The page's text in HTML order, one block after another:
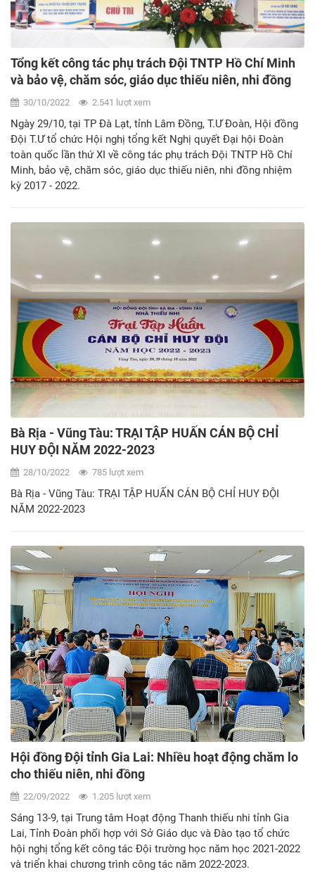
Tổng kết công tác phụ trách Đội TNTP Hồ Chí Minh
và bảo vệ, chăm sóc, giáo dục thiếu niên, nhi đồng
nhiệm kỳ 2017 - 2022
30/10/2022 2.541 lượt xem
Ngày 29/10, tại TP Đà Lạt, tỉnh Lâm Đồng, T.Ư Đoàn, Hội đồng
Đội T.Ư tổ chức Hội nghị tổng kết Nghị quyết Đại hội Đoàn
toàn quốc lần thứ XI về công tác phụ trách Đội TNTP Hồ Chí
Minh, bảo vệ, chăm sóc, giáo dục thiếu niên, nhi đồng nhiệm
kỳ 2017 - 2022.
Bà Rịa - Vũng Tàu: TRẠI TẬP HUẤN CÁN BỘ CHỈ
HUY ĐỘI NĂM 2022-2023
28/10/2022 785 lượt xem
Bà Rịa - Vũng Tàu: TRẠI TẬP HUẤN CÁN BỘ CHỈ HUY ĐỘI
NĂM 2022-2023
Hội đồng Đội tỉnh Gia Lai: Nhiều hoạt động chăm lo
cho thiếu niên, nhi đồng
22/09/2022 1.205 lượt xem
Sáng 13-9, tại Trung tâm Hoạt động Thanh thiếu nhi tỉnh Gia
Lai, Tỉnh Đoàn phối hợp với Sở Giáo dục và Đào tạo tổ chức
hội nghị tổng kết công tác Đội trường học năm học 2021-2022
và triển khai chương trình công tác năm 2022-2023.